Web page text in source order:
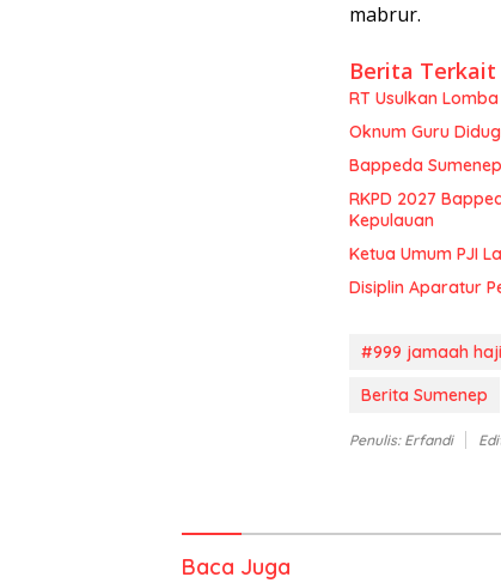
mabrur.
Berita Terkait
RT Usulkan
Oknum Guru
Bappeda
RKPD 2027
Kepulauan
Ketua Umum PJI
Disiplin Aparatur
#999 jamaah haji
Berita Sumenep
Penulis: Erfandi
Baca Juga